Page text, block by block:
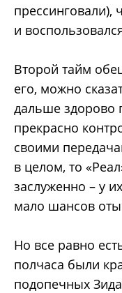
прессинговали),
и
Второй тайм
его, можно
дальше здорово
прекрасно
своими
в целом, то
заслуженно – у
мало шансов
Но все равно
полчаса были
подопечных